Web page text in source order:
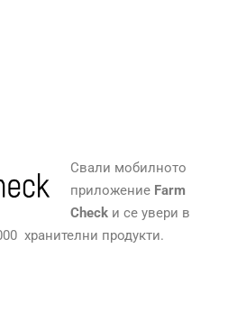
Свали мобилното
приложение Farm
Checkи се увери в
хранителни продукти.